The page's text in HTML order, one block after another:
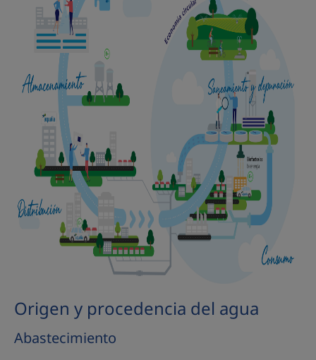
Origen y procedencia del agua
Abastecimiento